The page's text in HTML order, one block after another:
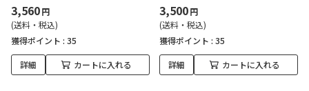
3,560円
(送料・税込)
獲得ポイント : 35
詳細 カートに入れる
3,500円
(送料・税込)
獲得ポイント : 35
詳細 カートに入れる